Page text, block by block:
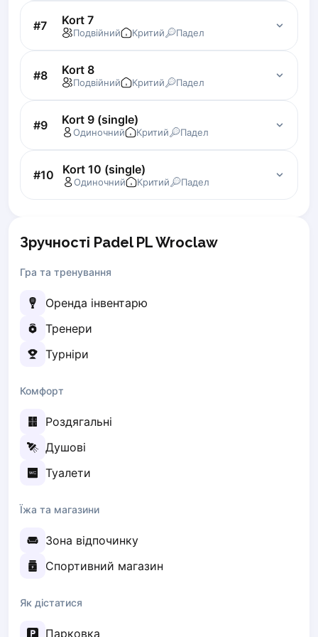
Zaporizhzhia
Українська
Prague
Kutaisi
Budapest
Riga
Arlamow
Bialystok
Bydgoszcz
Czestochowa
Dabrowa Gornicza
Gdansk
Grudziądz
Katowice
Katowice Area
Kościerzyna
Legionowo
Lublin
Nowy Sącz
Opole
#7 Kort 7
Подвійний Критий Падел
#8 Kort 8
Подвійний Критий Падел
#9 Kort 9 (single)
Одиночний Критий Падел
#10 Kort 10 (single)
Одиночний Критий Падел
Зручності Padel PL Wroclaw
Гра та тренування
Оренда інвентарю
Тренери
Турніри
Комфорт
Роздягальні
Душові
Туалети
Їжа та магазини
Зона відпочинку
Спортивний магазин
Як дістатися
Парковка